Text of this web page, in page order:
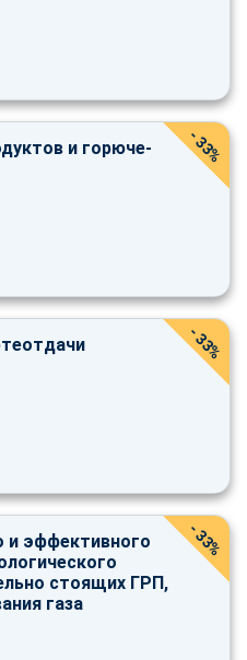
и горюче-
- 33%
- 33%
и эффективного
стоящих ГРП,
газа
- 33%